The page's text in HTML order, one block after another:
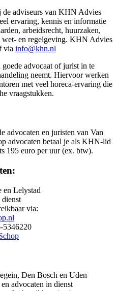
adviseurs van KHN Advies
ervaring, kennis en informatie
arbeidsrecht, huurzaken,
wet- en regelgeving. KHN Advies
via info@khn.nl
advocaat of jurist in te
neemt. Hiervoor werken
met veel horeca-ervaring die
vraagstukken.
advocaten en juristen van Van
advocaten betaal je als KHN-lid
195 euro per uur (ex. btw).
en Lelystad
dienst
via:
5346220
Den Bosch en Uden
advocaten in dienst